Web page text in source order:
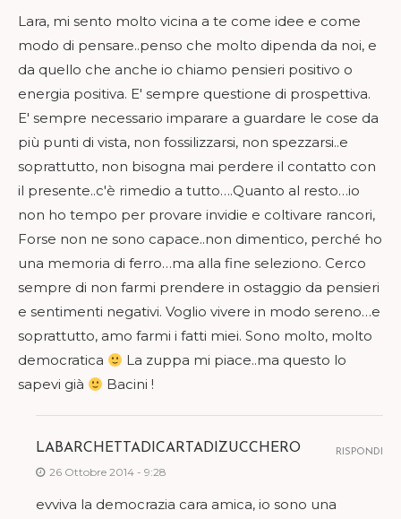
Lara, mi sento molto vicina a te come idee e come
modo di pensare..penso che molto dipenda da noi, e
da quello che anche io chiamo pensieri positivo o
energia positiva. E' sempre questione di prospettiva.
E' sempre necessario imparare a guardare le cose da
più punti di vista, non fossilizzarsi, non spezzarsi..e
soprattutto, non bisogna mai perdere il contatto con
il presente..c'è rimedio a tutto….Quanto al resto…io
non ho tempo per provare invidie e coltivare rancori,
Forse non ne sono capace..non dimentico, perché ho
una memoria di ferro…ma alla fine seleziono. Cerco
sempre di non farmi prendere in ostaggio da pensieri
e sentimenti negativi. Voglio vivere in modo sereno…e
soprattutto, amo farmi i fatti miei. Sono molto, molto
democratica
La zuppa mi piace..ma questo lo
sapevi già
Bacini !
LABARCHETTADICARTADIZUCCHERO
26 Ottobre 2014 - 9:28
evviva la democrazia cara amica, io sono una
RISPONDI